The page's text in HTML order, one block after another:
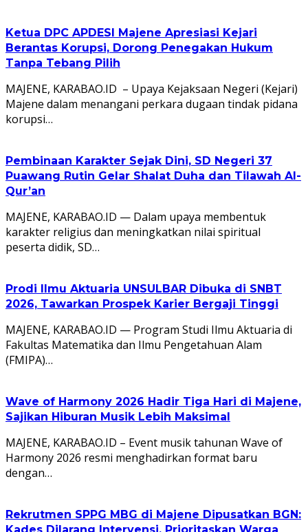
Ketua DPC APDESI Majene Apresiasi Kejari
Berantas Korupsi, Dorong Penegakan Hukum
Tanpa Tebang Pilih
MAJENE, KARABAO.ID – Upaya Kejaksaan Negeri (Kejari)
Majene dalam menangani perkara dugaan tindak pidana
korupsi…
Pembinaan Karakter Sejak Dini, SD Negeri 37
Puawang Rutin Gelar Shalat Duha dan Tilawah Al-
Qur’an
MAJENE, KARABAO.ID — Dalam upaya membentuk
karakter religius dan meningkatkan nilai spiritual
peserta didik, SD…
Prodi Ilmu Aktuaria UNSULBAR Dibuka di SNBT
2026, Tawarkan Prospek Karier Bergaji Tinggi
MAJENE, KARABAO.ID — Program Studi Ilmu Aktuaria di
Fakultas Matematika dan Ilmu Pengetahuan Alam
(FMIPA)…
Wave of Harmony 2026 Hadir Tiga Hari di Majene,
Sajikan Hiburan Musik Lebih Maksimal
MAJENE, KARABAO.ID – Event musik tahunan Wave of
Harmony 2026 resmi menghadirkan format baru
dengan…
Rekrutmen SPPG MBG di Majene Dipusatkan BGN:
Kades Dilarang Intervensi, Prioritaskan Warga